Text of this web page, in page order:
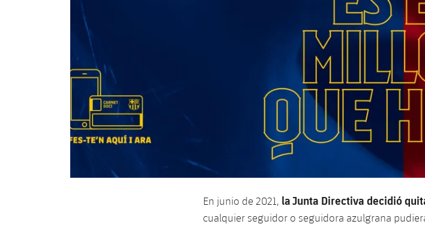
En junio de 2021, la Junta Directiva decidió
cualquier seguidor o seguidora azulgrana